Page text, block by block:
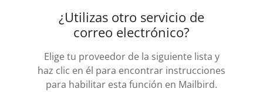
¿Utilizas otro servicio de
correo electrónico?
Elige tu proveedor de la siguiente lista y
haz clic en él para encontrar instrucciones
para habilitar esta función en Mailbird.